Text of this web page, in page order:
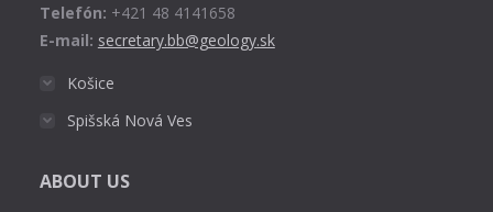
Telefón: +421 48 4141658
E-mail: secretary.bb@geology.sk
Košice
Spišská Nová Ves
ABOUT US